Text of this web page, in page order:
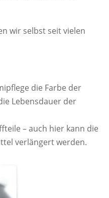
wir selbst seit vielen
die Farbe der
Lebensdauer der
– auch hier kann die
verlängert werden.